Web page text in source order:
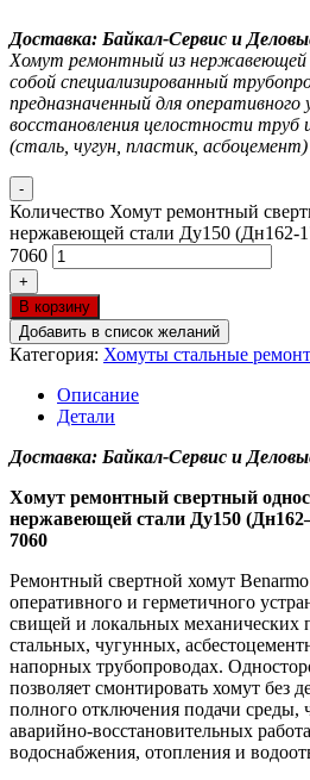
Доставка: Байкал-Сервис и
Хомут ремонтный из нержавеющей
собой специализированный
предназначенный для
восстановления целостности труб
(сталь, чугун, пластик, асбоцемент)
-
Количество Хомут ремонтный
нержавеющей стали Ду150 (Дн162-
7060
+
В корзину
Добавить в список желаний
Категория: Хомуты стальные
Описание
Детали
Доставка: Байкал-Сервис и
Хомут ремонтный свертный
нержавеющей стали Ду150
7060
Ремонтный свертной хомут
оперативного и герметичного
свищей и локальных механических
стальных, чугунных,
напорных трубопроводах.
позволяет смонтировать хомут без
полного отключения подачи среды,
аварийно-восстановительных
водоснабжения, отопления и